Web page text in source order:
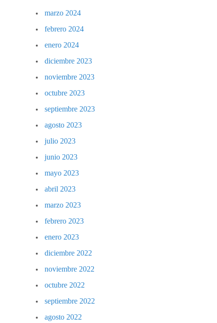
marzo 2024
febrero 2024
enero 2024
diciembre 2023
noviembre 2023
octubre 2023
septiembre 2023
agosto 2023
julio 2023
junio 2023
mayo 2023
abril 2023
marzo 2023
febrero 2023
enero 2023
diciembre 2022
noviembre 2022
octubre 2022
septiembre 2022
agosto 2022